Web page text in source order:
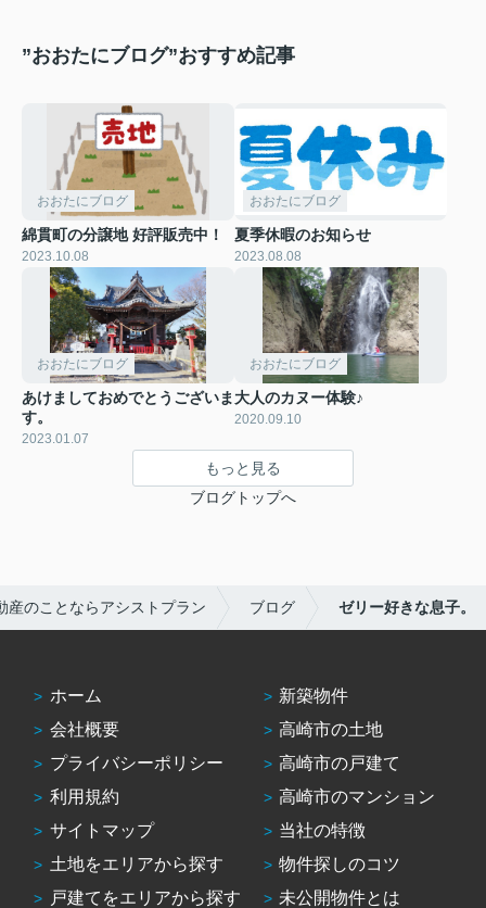
”おおたにブログ”おすすめ記事
おおたにブログ
綿貫町の分譲地 好評販売中！
2023.10.08
おおたにブログ
夏季休暇のお知らせ
2023.08.08
おおたにブログ
あけましておめでとうございま
す。
2023.01.07
おおたにブログ
大人のカヌー体験♪
2020.09.10
もっと見る
ブログトップへ
産のことならアシストプラン ブログ ゼリー好きな息子。
ホーム
会社概要
プライバシーポリシー
利用規約
サイトマップ
土地をエリアから探す
戸建てをエリアから探す
新築物件
高崎市の土地
高崎市の戸建て
高崎市のマンション
当社の特徴
物件探しのコツ
未公開物件とは